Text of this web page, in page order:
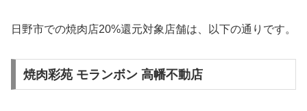
日野市での焼肉店20%還元対象店舗は、以下の通りです。
焼肉彩苑 モランボン 高幡不動店